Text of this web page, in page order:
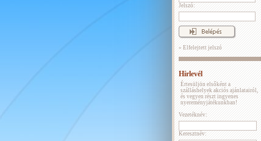
Jelszó:
» Elfelejtett jelszó
Hírlevél
Értesüljön elsőként a
szálláshelyek akciós ajánlatairól,
és vegyen részt ingyenes
nyereményjátékunkban!
Vezetéknév:
Keresztnév: